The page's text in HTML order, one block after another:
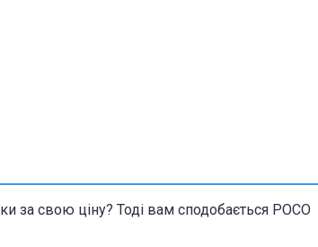
за свою ціну? Тоді вам сподобається POCO